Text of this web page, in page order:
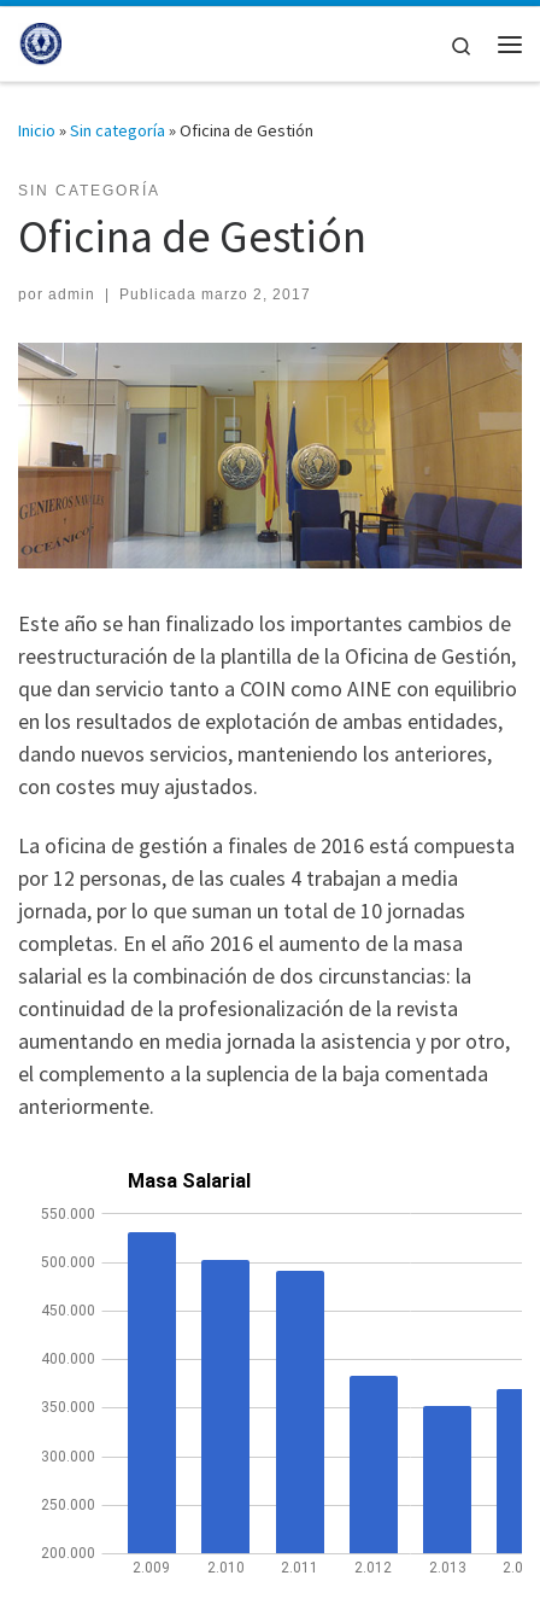
Saltar al contenido
Search
Inicio »Sin categoría »Oficina de Gestión
SIN CATEGORÍA
Oficina de Gestión
por admin | Publicada marzo 2, 2017
Este año se han finalizado los importantes cambios de
reestructuración de la plantilla de la Oficina de Gestión,
que dan servicio tanto a COIN como AINE con equilibrio
en los resultados de explotación de ambas entidades,
dando nuevos servicios, manteniendo los anteriores,
con costes muy ajustados.
La oficina de gestión a finales de 2016 está compuesta
por 12 personas, de las cuales 4 trabajan a media
jornada, por lo que suman un total de 10 jornadas
completas. En el año 2016 el aumento de la masa
salarial es la combinación de dos circunstancias: la
continuidad de la profesionalización de la revista
aumentando en media jornada la asistencia y por otro,
el complemento a la suplencia de la baja comentada
anteriormente.